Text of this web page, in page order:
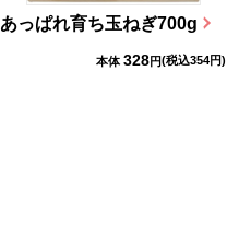
あっぱれ育ち玉ねぎ700g
本体 328円(税込354円)